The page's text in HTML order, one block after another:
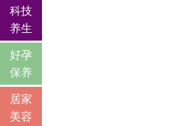
科技
养生
好孕
保养
居家
美容